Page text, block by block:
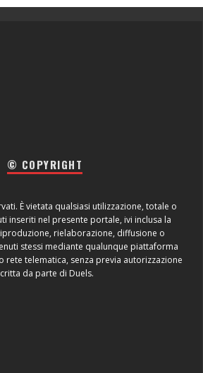
© COPYRIGHT
È vietata qualsiasi utilizzazione, totale o
inseriti nel presente portale, ivi inclusa la
rielaborazione, diffusione o
stessi mediante qualunque piattaforma
rete telematica, senza previa autorizzazione
da parte di Duels.